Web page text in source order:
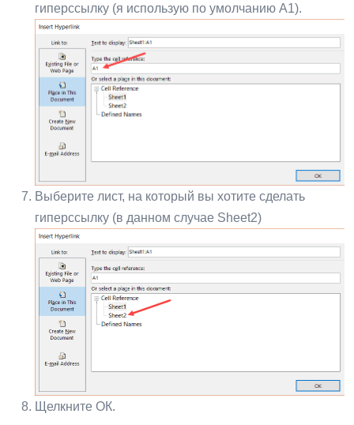
гиперссылку (я использую по умолчанию A1).
Выберите лист, на который вы хотите сделать
гиперссылку (в данном случае Sheet2)
Щелкните ОК.